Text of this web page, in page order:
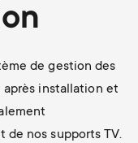
de gestion des
après installation et
de nos supports TV.